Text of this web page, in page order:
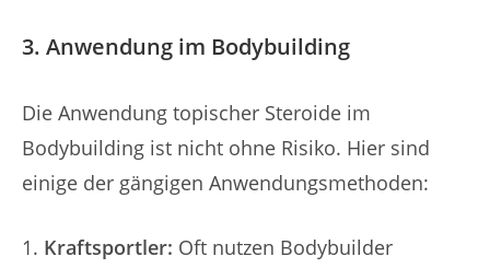
3. Anwendung im Bodybuilding
Die Anwendung topischer Steroide im
Bodybuilding ist nicht ohne Risiko. Hier sind
einige der gängigen Anwendungsmethoden:
Kraftsportler: Oft nutzen Bodybuilder